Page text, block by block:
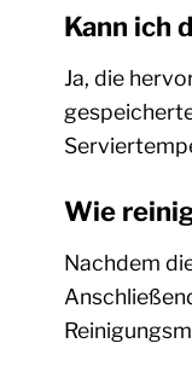
Kann ich
Ja, die
Wie
Nachdem